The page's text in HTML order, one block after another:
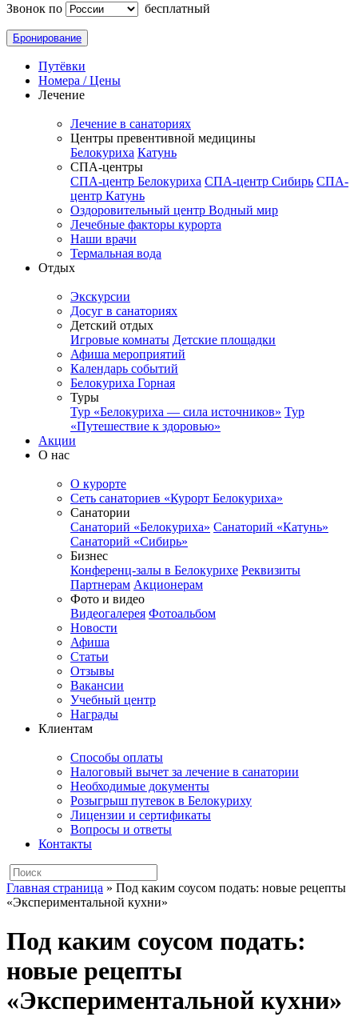
Звонок по
бесплатный
Бронирование
Путёвки
Номера / Цены
Лечение
Лечение в санаториях
Центры превентивной медицины
Белокуриха Катунь
СПА-центры
СПА-центр Белокуриха СПА-центр Сибирь СПА-
центр Катунь
Оздоровительный центр Водный мир
Лечебные факторы курорта
Наши врачи
Термальная вода
Отдых
Экскурсии
Досуг в санаториях
Детский отдых
Игровые комнаты Детские площадки
Афиша мероприятий
Календарь событий
Белокуриха Горная
Туры
Тур «Белокуриха — сила источников» Тур
«Путешествие к здоровью»
Акции
О нас
О курорте
Сеть санаториев «Курорт Белокуриха»
Санатории
Санаторий «Белокуриха» Санаторий «Катунь»
Санаторий «Сибирь»
Бизнес
Конференц-залы в Белокурихе Реквизиты
Партнерам Акционерам
Фото и видео
Видеогалерея Фотоальбом
Новости
Афиша
Статьи
Отзывы
Вакансии
Учебный центр
Награды
Клиентам
Способы оплаты
Налоговый вычет за лечение в санатории
Необходимые документы
Розыгрыш путевок в Белокуриху
Лицензии и сертификаты
Вопросы и ответы
Контакты
Главная страница » Под каким соусом подать: новые рецепты
«Экспериментальной кухни»
Под каким соусом подать:
новые рецепты
«Экспериментальной кухни»